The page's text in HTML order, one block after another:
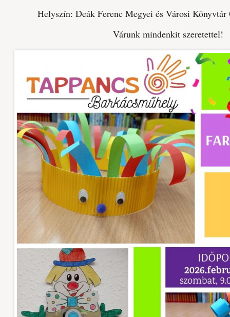
Helyszín: Deák Ferenc Megyei és Városi Könyvtár
Várunk mindenkit szeretettel!